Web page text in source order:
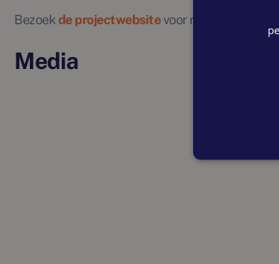
Bezoekde projectwebsitevoor meer
Media